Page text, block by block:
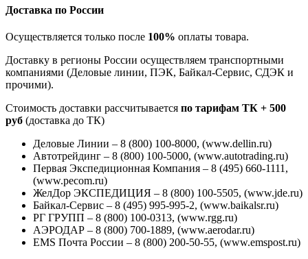
Доставка по России
Осуществляется только после 100% оплаты товара.
Доставку в регионы России осуществляем транспортными
компаниями (Деловые линии, ПЭК, Байкал-Сервис, СДЭК и
прочими).
Стоимость доставки рассчитывается по тарифам ТК + 500
руб (доставка до ТК)
Деловые Линии – 8 (800) 100-8000, (www.dellin.ru)
Автотрейдинг – 8 (800) 100-5000, (www.autotrading.ru)
Первая Экспедиционная Компания – 8 (495) 660-1111,
(www.pecom.ru)
ЖелДор ЭКСПЕДИЦИЯ – 8 (800) 100-5505, (www.jde.ru)
Байкал-Сервис – 8 (495) 995-995-2, (www.baikalsr.ru)
РГ ГРУПП – 8 (800) 100-0313, (www.rgg.ru)
АЭРОДАР – 8 (800) 700-1889, (www.aerodar.ru)
EMS Почта России – 8 (800) 200-50-55, (www.emspost.ru)